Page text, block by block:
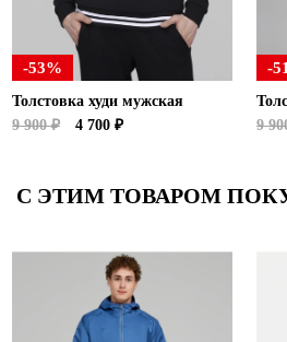
-53%
Толстовка худи мужская
9 900 ₽
4 700 ₽
-
9
С ЭТИМ ТОВАРОМ